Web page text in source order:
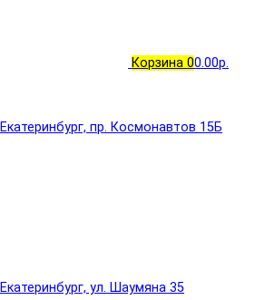
Корзина 00.00р.
пр. Космонавтов 15Б
ул. Шаумяна 35